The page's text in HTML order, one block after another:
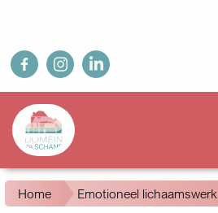
Overslaan
en
naar
inhoud
gaan
fb ig in
Main
navigation
Kruimelpad
Home Emotioneel lichaamswerk